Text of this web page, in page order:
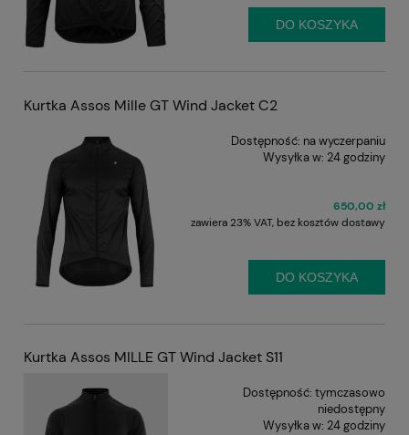
DO KOSZYKA
Kurtka Assos Mille GT Wind Jacket C2
Dostępność: na wyczerpaniu
Wysyłka w: 24 godziny
650,00 zł
zawiera 23% VAT, bez kosztów dostawy
DO KOSZYKA
Kurtka Assos MILLE GT Wind Jacket S11
Dostępność: tymczasowo
niedostępny
Wysyłka w: 24 godziny